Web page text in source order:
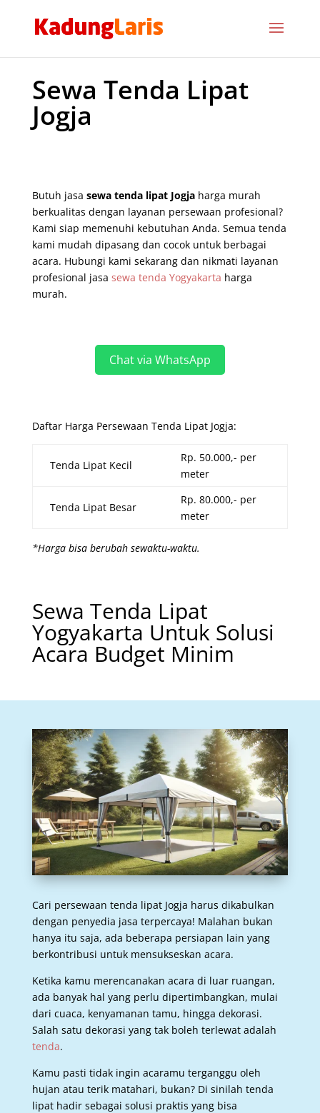
Sewa Tenda Lipat
Jogja
Butuh jasa sewa tenda lipat Jogjaharga murah
berkualitas dengan layanan persewaan profesional?
Kami siap memenuhi kebutuhan Anda. Semua tenda
kami mudah dipasang dan cocok untuk berbagai
acara. Hubungi kami sekarang dan nikmati layanan
profesional jasa sewa tenda Yogyakarta harga
murah.
Chat via WhatsApp
Daftar Harga Persewaan Tenda Lipat Jogja:
Tenda Lipat Kecil
Rp. 50.000,- per
meter
Tenda Lipat Besar
Rp. 80.000,- per
meter
*Harga bisa berubah sewaktu-waktu.
Sewa Tenda Lipat
Yogyakarta Untuk Solusi
Acara Budget Minim
Cari persewaan tenda lipat Jogja harus dikabulkan
dengan penyedia jasa terpercaya! Malahan bukan
hanya itu saja, ada beberapa persiapan lain yang
berkontribusi untuk mensukseskan acara.
Ketika kamu merencanakan acara di luar ruangan,
ada banyak hal yang perlu dipertimbangkan, mulai
dari cuaca, kenyamanan tamu, hingga dekorasi.
Salah satu dekorasi yang tak boleh terlewat adalah
tenda.
Kamu pasti tidak ingin acaramu terganggu oleh
hujan atau terik matahari, bukan? Di sinilah tenda
lipat hadir sebagai solusi praktis yang bisa